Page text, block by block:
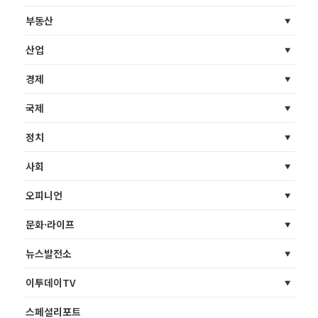
부동산
산업
경제
국제
정치
사회
오피니언
문화·라이프
뉴스발전소
이투데이TV
스페셜리포트